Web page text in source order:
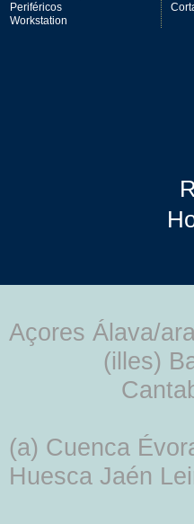
Periféricos
Workstation
Açores Álava/
(illes)
(a) Cuenca
Huesca Jaén